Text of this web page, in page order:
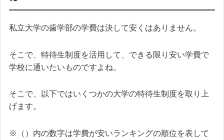
私立大学の歯学部の学費は決して安くはありません。
そこで、特待生制度を活用して、できる限り安い学費で
学校に通いたいものですよね。
そこで、以下ではいくつかの大学の特待生制度を取り上
げます。
※（）内の数字は学費が安いランキングの順位を表して